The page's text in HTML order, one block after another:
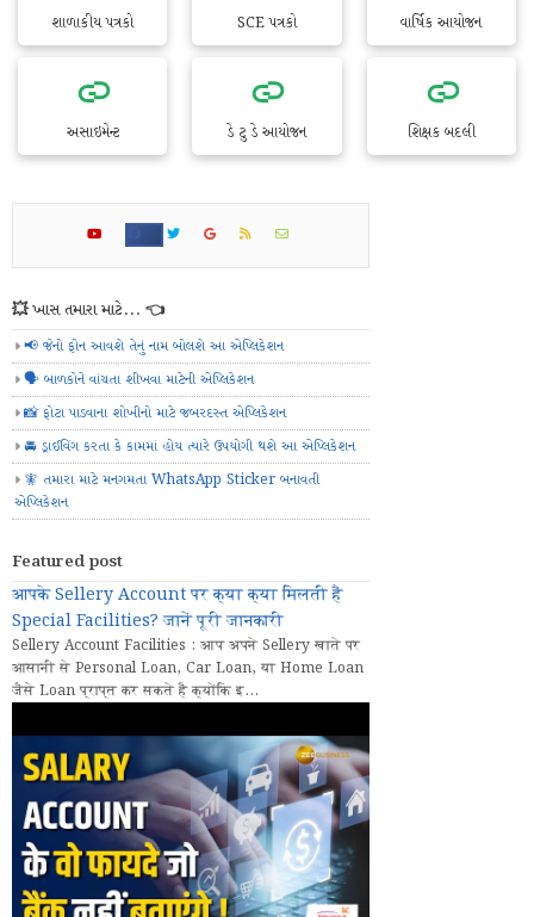
શાળાકીય પત્રકો SCE પત્રકો વાર્ષિક આયોજન
અસાઇમેન્ટ ડે ટુ ડે આયોજન શિક્ષક બદલી
💥 ખાસ તમારા માટે... 👈
📢 જેનો ફોન આવશે તેનું નામ બોલશે આ એપ્લિકેશન
🗣️ બાળકોને વાંચતા શીખવા માટેની એપ્લિકેશન
📸 ફોટા પાડવાના શોખીનો માટે જબરદસ્ત એપ્લિકેશન
🚘 ડ્રાઈવિંગ કરતા કે કામમાં હોય ત્યારે ઉપયોગી થશે આ એપ્લિકેશન
🧚 તમારા માટે મનગમતા WhatsApp Sticker બનાવતી
એપ્લિકેશન
Featured post
आपके Sellery Account पर क्या क्या मिलती हैं
Special Facilities? जानें पूरी जानकारी
Sellery Account Facilities : आप अपने Sellery खाते पर
आसानी से Personal Loan, Car Loan, या Home Loan
जैसे Loan प्राप्त कर सकते हैं क्योंकि इ...